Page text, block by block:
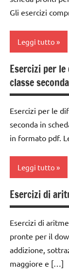
GEOGRAFIA
GUIDA
DIDATTICA
MONTESSORI
materiale
didattico
Montessori
TUTTI GLI
ARGOMENTI
PER ETA'
TUTTI GLI
natalizi
dai
3 ai
6
anni
dai
6
anni
DOWNLOAD
DELL'ANNO
materiale
mp3
Natale
TUTTI GLI
ARGOMENTI
PER ETA'
Gli esercizi
Leggi tutto
classe
2a
6
anni
DOWNLOAD
materiale
didattico
TUTTI GLI
ARGOMENTI
PER ETA'
TUTTI GLI
ARTICOLI
Esercizi per
classe seconda
Esercizi per le
seconda in
in formato pdf.
Leggi tutto
classe
2a
dai
6
anni
DOWNLOAD
Esercizi di
Esercizi di
pronte per il
addizione,
maggiore e […]